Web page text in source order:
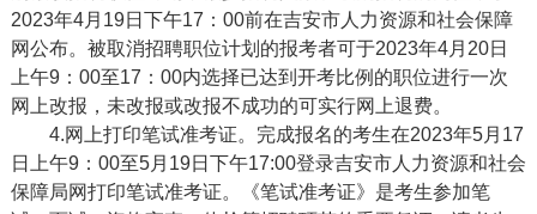
2023年4月19日 下午17：00前在吉安市人力资源和社会保障
网公布。被取消招聘职位计划的报考者可于2023年4月 20日
上午9： 00至17：00内选择已达到开考比例的职位进行一次
网上改报，未改报或改报不成功的可实行网上退费。
4.网上打印笔试准考证。完成报名的考生在2023年5月 17
日上午9：00至5月 19日 下午17:00登录吉安市人力资源和社会
保障局网打印笔试准考证。《笔试准考证》是考生参加笔